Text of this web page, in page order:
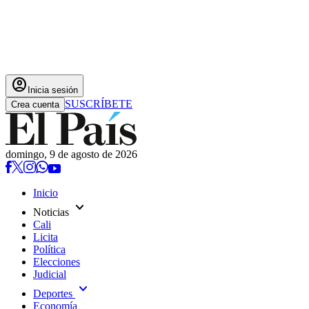
account_circle Inicia sesión
Crea cuenta SUSCRÍBETE
domingo, 9 de agosto de 2026
Inicio
Noticias expand_more
Cali
Licita
Política
Elecciones
Judicial
Deportes expand_more
Economía